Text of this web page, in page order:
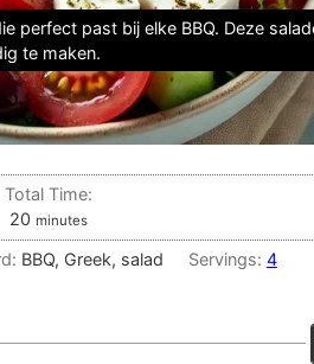
perfect past bij elke BBQ. Deze
te maken.
Total Time:
20 minutes
minutes
BBQ, Greek, salad Servings: 4